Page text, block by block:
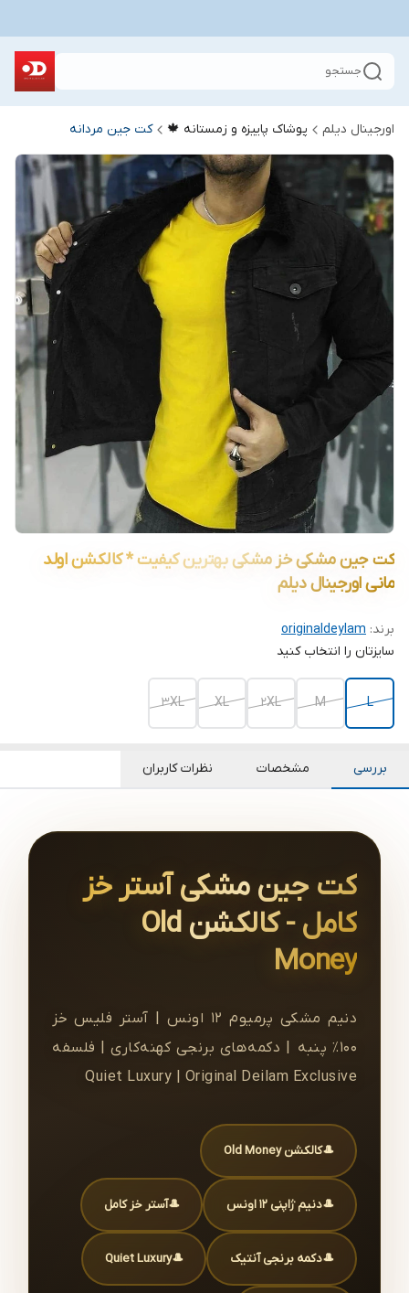
جستجو
اورجینال دیلم پوشاک پاییزه و زمستانه 🍁 کت جین مردانه
کت جین مشکی خز مشکی بهترین کیفیت * کالکشن اولد
مانی اورجینال دیلم
برند: originaldeylam
سایزتان را انتخاب کنید
L
M
2XL
XL
3XL
بررسی مشخصات نظرات کاربران
کت جین مشکی آستر خز
کامل - کالکشن Old
Money
دنیم مشکی پرمیوم ۱۲ اونس | آستر فلیس خز
۱۰۰٪ پنبه | دکمه‌های برنجی کهنه‌کاری | فلسفه
Quiet Luxury | Original Deilam Exclusive
کالکشن Old Money
دنیم ژاپنی ۱۲ اونس آستر خز کامل
دکمه برنجی آنتیک Quiet Luxury